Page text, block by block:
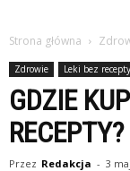
Strona główna
Zdrowie Leki bez
GDZIE
RECEPTY?
Przez Redakcja - 3